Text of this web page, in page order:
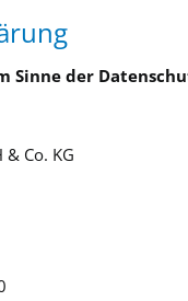
allgemein
der
Co. KG